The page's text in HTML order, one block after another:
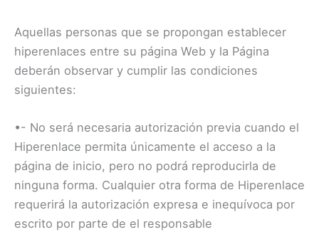
Aquellas personas que se propongan establecer
hiperenlaces entre su página Web y la Página
deberán observar y cumplir las condiciones
siguientes:
•- No será necesaria autorización previa cuando el
Hiperenlace permita únicamente el acceso a la
página de inicio, pero no podrá reproducirla de
ninguna forma. Cualquier otra forma de Hiperenlace
requerirá la autorización expresa e inequívoca por
escrito por parte de el responsable